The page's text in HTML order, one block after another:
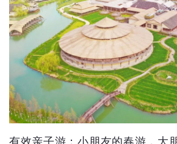
有效亲子游：小朋友的春游，大